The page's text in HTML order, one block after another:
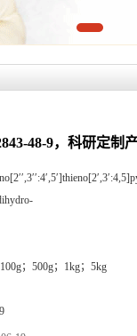
48-9，科研定制
；500g；1kg；5kg